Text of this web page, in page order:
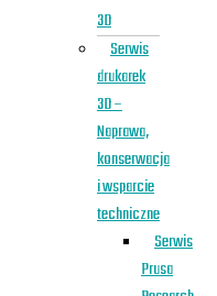
3D
Serwis
drukarek
3D –
Naprawa,
konserwacja
i wsparcie
techniczne
Serwis
Prusa